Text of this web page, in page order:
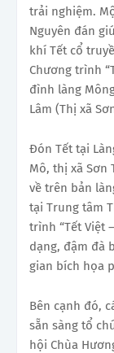
trải nghiệm.
Nguyên đán
khí Tết cổ
Chương trình
đình làng
Lâm (Thị xã
Đón Tết tại
Mô, thị xã Sơn
về trên bản
tại Trung tâm
trình “Tết Việt
dạng, đậm đà
gian bích họa
Bên cạnh đó,
sẵn sàng tổ
hội Chùa